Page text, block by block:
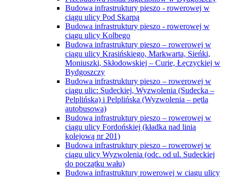
Budowa infrastruktury pieszo - rowerowej w
ciągu ulicy Pod Skarpą
Budowa infrastruktury pieszo - rowerowej w
ciągu ulicy Kolbego
Budowa infrastruktury pieszo – rowerowej w
ciągu ulicy Krasińskiego, Markwarta, Sieńki,
Moniuszki, Skłodowskiej – Curie, Łęczyckiej w
Bydgoszczy
Budowa infrastruktury pieszo – rowerowej w
ciągu ulic: Sudeckiej, Wyzwolenia (Sudecka –
Pelplińska) i Pelplińska (Wyzwolenia – pętla
autobusowa)
Budowa infrastruktury pieszo – rowerowej w
ciągu ulicy Fordońskiej (kładka nad linią
kolejową nr 201)
Budowa infrastruktury pieszo – rowerowej w
ciągu ulicy Wyzwolenia (odc. od ul. Sudeckiej
do początku wału)
Budowa infrastruktury rowerowej w ciągu ulicy